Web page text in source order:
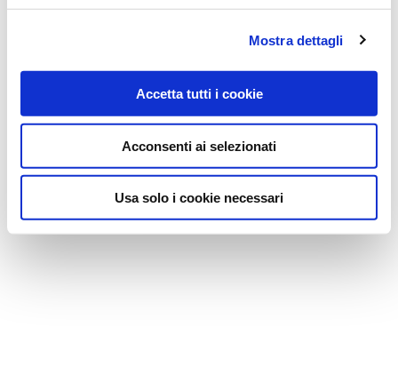
Mostra dettagli
Accetta tutti i cookie
Acconsenti ai selezionati
Usa solo i cookie necessari